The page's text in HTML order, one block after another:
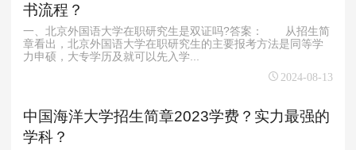
书流程？
一、北京外国语大学在职研究生是双证吗?答案： 从招生简
章看出，北京外国语大学在职研究生的主要报考方法是同等学
力申硕，大专学历及就可以先入学...
2024-08-13
中国海洋大学招生简章2023学费？实力最强的
学科？